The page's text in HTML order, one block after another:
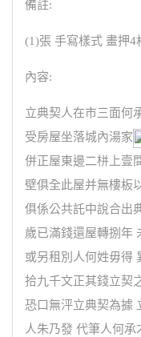
備註:
(1)張 手寫樣式 畫押4
內容:
立典契人在市三面何
受房屋坐落城內湯家
併正屋東邊二栟上壹
壁俱全此屋并無樓板
俱係公共託中說合出
歲已滿錢還屋轉捌年
或另租別人何姓毋得
拾九千文正其錢立契
恐口無泙立典契為據
人朱乃發 代筆人何